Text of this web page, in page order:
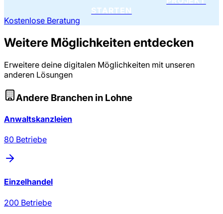
STARTEN
Kostenlose Beratung
Weitere Möglichkeiten entdecken
Erweitere deine digitalen Möglichkeiten mit unseren
anderen Lösungen
Andere Branchen in Lohne
Anwaltskanzleien
80 Betriebe
Einzelhandel
200 Betriebe